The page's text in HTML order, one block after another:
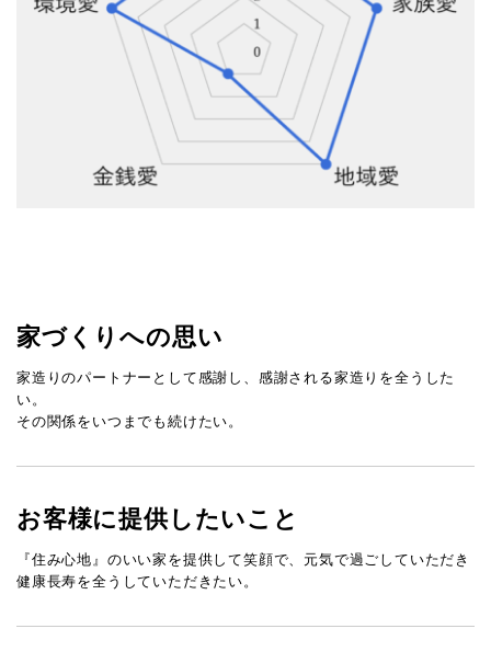
家づくりへの思い
家造りのパートナーとして感謝し、感謝される家造りを全うした
い。
その関係をいつまでも続けたい。
お客様に提供したいこと
『住み心地』のいい家を提供して笑顔で、元気で過ごしていただき
健康長寿を全うしていただきたい。